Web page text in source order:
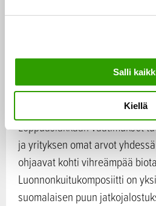
Salli
Kiellä
Tulevaisuuden yhteiskunta
Yhteiskuntamme on
kestävää kehitystä ja
kuluttajatkin etsivät
korvaamaan fossiilista
Loppuasiakkaan vaatimukset
ja yrityksen omat arvot
ohjaavat kohti vihreämpää
Luonnonkuitukomposiitti on
suomalaisen puun